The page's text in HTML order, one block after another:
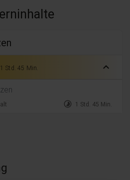
1 Std. 45 Min. expand_less
timelapse 1 Std. 45 Min.